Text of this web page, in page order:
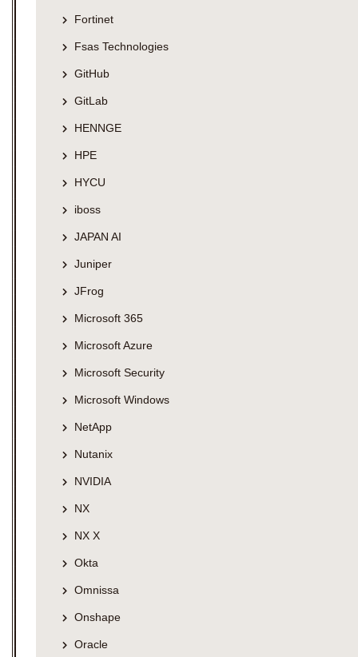
Fortinet
Fsas Technologies
GitHub
GitLab
HENNGE
HPE
HYCU
iboss
JAPAN AI
Juniper
JFrog
Microsoft 365
Microsoft Azure
Microsoft Security
Microsoft Windows
NetApp
Nutanix
NVIDIA
NX
NX X
Okta
Omnissa
Onshape
Oracle